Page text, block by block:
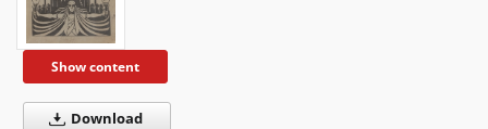
Show content
Download